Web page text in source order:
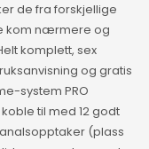
de fra forskjellige
kom nærmere og
komplett, sex
og gratis
system PRO
til med 12 godt
(plass